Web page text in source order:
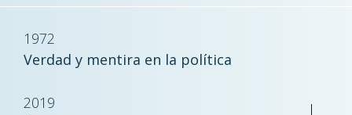
1972
Verdad y mentira en la política
2019